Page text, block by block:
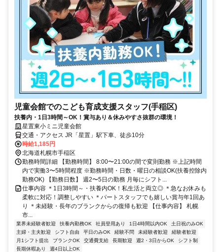
児童会館でのこども育成支援スタッフ(手稲区)
扶養内・1日3時間～OK！賞与あり＆休みやすさ抜群の環境！
星置東小ミニ児童会館
交通・アクセス JR「星置」駅下車、徒歩10分
時給1,185円
北海道札幌市手稲区
勤務時間詳細 【勤務時間】 8:00〜21:00の間で変則勤務 ※上記時間
内で実働3〜5時間程度 ※勤務時間・日数・曜日の相談OK(扶養控除内
勤務OK) 【勤務日数】 週2〜5日の勤務 月毎にシフト...
仕事内容 ＊1日3時間～・扶養内OK！私生活と両立◎ ＊急なお休みも
柔軟に対応！調整しやすい ＊パートスタッフでも嬉しい賞与年1回あ
り ＊未経験・長年のブランクからの復帰も歓迎 【仕事内容】 札幌
市...
業界未経験者歓迎 扶養内勤務OK 社員登用あり 1日4時間以内OK
土日祝のみOK
主婦・主夫歓迎
シフト自由 平日のみOK 経験不問 未経験者歓迎
経験者歓迎
月1シフト提出
ブランクOK 交通費支給 長期歓迎 週2・3日からOK
シフト制
長期休暇あり
週4日以上OK